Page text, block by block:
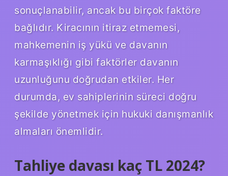
sonuçlanabilir, ancak bu birçok faktöre
bağlıdır. Kiracının itiraz etmemesi,
mahkemenin iş yükü ve davanın
karmaşıklığı gibi faktörler davanın
uzunluğunu doğrudan etkiler. Her
durumda, ev sahiplerinin süreci doğru
şekilde yönetmek için hukuki danışmanlık
almaları önemlidir.
Tahliye davası kaç TL 2024?